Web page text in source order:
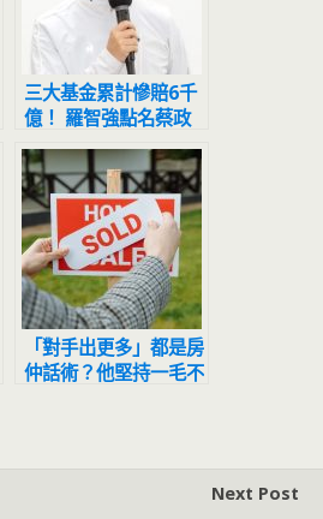
三大基金累計慘賠6千
億！ 羅智強點名蔡政
府這一位「靜悄悄」
「對手出更多」都是房
仲話術？他堅持一毛不
Next Post